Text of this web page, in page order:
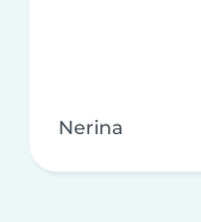
Nerina